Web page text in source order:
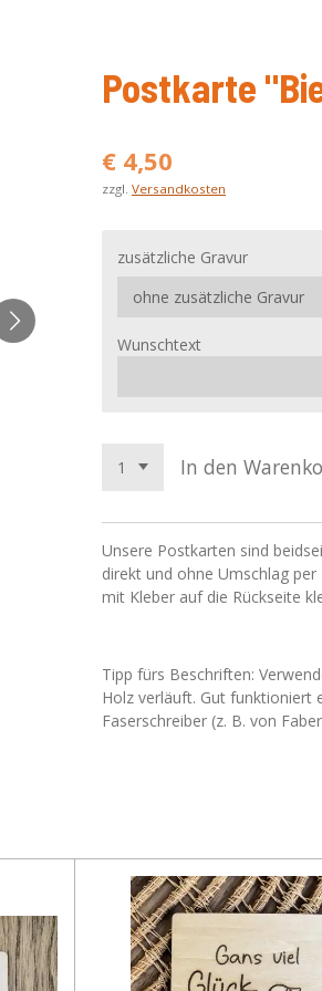
Postkarte
€ 4,50
zzgl. Versandkosten
zusätzliche Gravur
Wunschtext
In den
Unsere Postkarten sind
direkt und ohne Umschlag
mit Kleber auf die Rückseite
Tipp fürs Beschriften:
Holz verläuft. Gut funktioniert
Faserschreiber (z. B. von